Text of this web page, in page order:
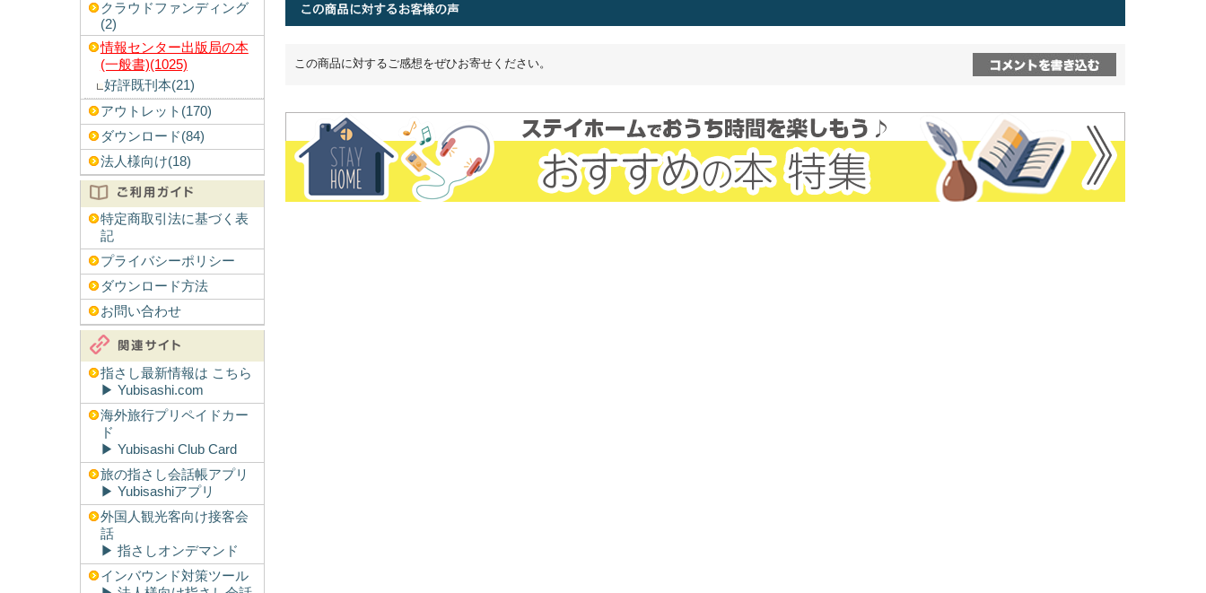
クラウドファンディング
(2)
情報センター出版局の本
(一般書)(1025)
好評既刊本(21)
アウトレット(170)
ダウンロード(84)
法人様向け(18)
特定商取引法に基づく表
記
プライバシーポリシー
ダウンロード方法
お問い合わせ
指さし最新情報は こちら
▶︎ Yubisashi.com
海外旅行プリペイドカー
ド
▶︎ Yubisashi Club Card
旅の指さし会話帳アプリ
▶︎ Yubisashiアプリ
外国人観光客向け接客会
話
▶︎ 指さしオンデマンド
インバウンド対策ツール
この商品に対するご感想をぜひお寄せください。